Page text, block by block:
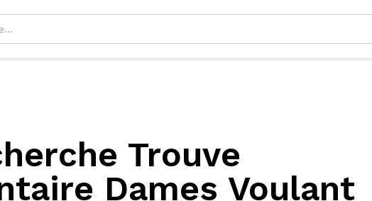
Trouve
Dames Voulant